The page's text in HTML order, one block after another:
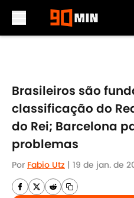
Brasileiros são
classificação do
do Rei; Barcelona
problemas
Por Fabio Utz | 19 de jan. de